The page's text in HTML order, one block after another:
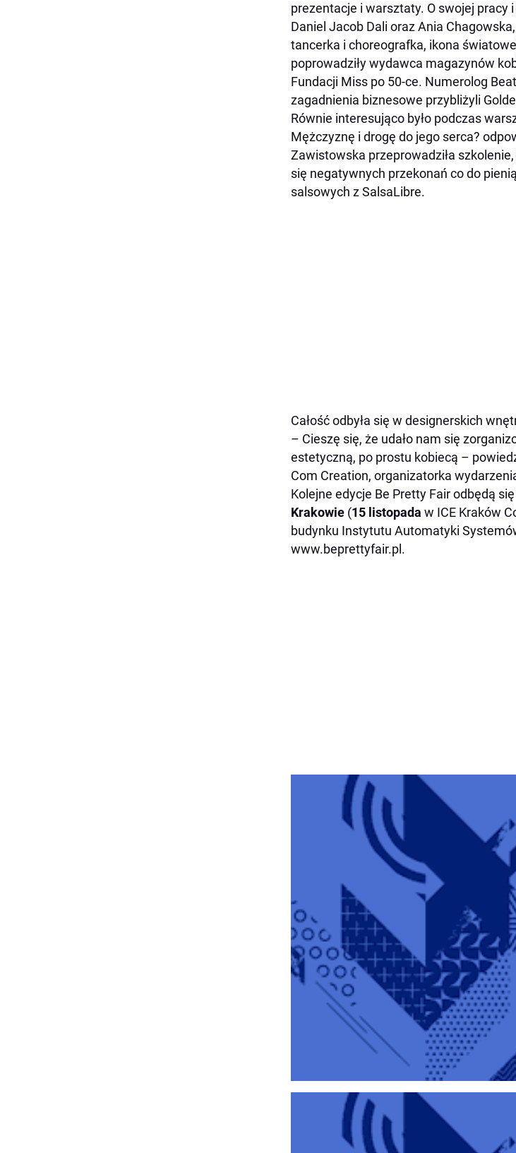
prezentacje i warsztaty. O swojej
Daniel Jacob Dali oraz Ania
tancerka i choreografka, ikona
poprowadziły wydawca magazynów
Fundacji Miss po 50-ce. Numerolog
zagadnienia biznesowe przybliżyli
Równie interesująco było podczas
Mężczyznę i drogę do jego serca?
Zawistowska przeprowadziła
się negatywnych przekonań co do
salsowych z SalsaLibre.
Całość odbyła się w designerskich
– Cieszę się, że udało nam się
estetyczną, po prostu kobiecą –
Com Creation, organizatorka
Kolejne edycje Be Pretty Fair odbędą
Krakowie (15 listopada w ICE Kraków
budynku Instytutu Automatyki
www.beprettyfair.pl .